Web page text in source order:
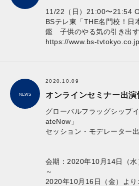
11/22（日）21:00〜21:54
BSテレ東「THE名門校！日
鑑 子供のやる気の引き出す
https://www.bs-
NEWS
2020.10.09
オンラインセミナー出
グローバルフラッグシップ
ateNow」
セッション・モデレーター
会期：2020年10月14日（
～
2020年10月16日（金）よ